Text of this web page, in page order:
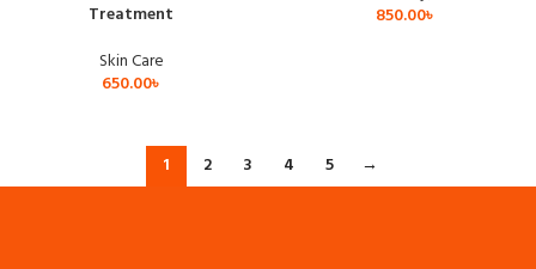
Treatment
Skin Care
650.00৳
850.00৳
1 2 3 4 5 →